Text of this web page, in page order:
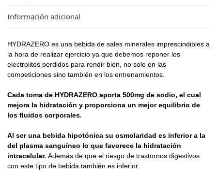
Información adicional
HYDRAZERO es una bebida de sales minerales imprescindibles a
la hora de realizar ejercicio ya que debemos reponer los
electrolitos perdidos para rendir bien, no solo en las
competiciones sino también en los entrenamientos.
Cada toma de HYDRAZERO aporta 500mg de sodio, el cual
mejora la hidratación y proporciona un mejor equilibrio de
los fluidos corporales.
Al ser una bebida hipotónica su osmolaridad es inferior a la
del plasma sanguíneo lo que favorece la hidratación
intracelular. Además de que el riesgo de trastornos digestivos
con este tipo de bebida también es inferior.